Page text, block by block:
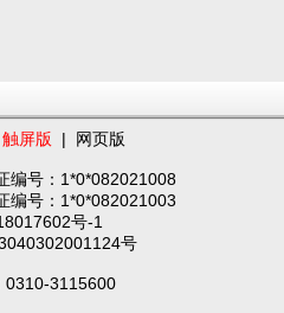
触屏版 | 网页版
编号：1*0*082021008
编号：1*0*082021003
号-1
号
0310-3115600